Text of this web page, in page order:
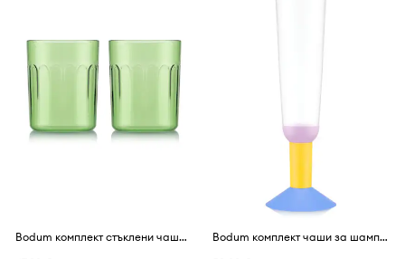
Bodum комплект стъклени чаши от цветно стъкло 0,35 l
Bodum комплект чаши за шампанско от цветно стъкло 0,3 l